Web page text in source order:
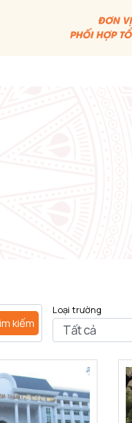
kiếm
Loại trường